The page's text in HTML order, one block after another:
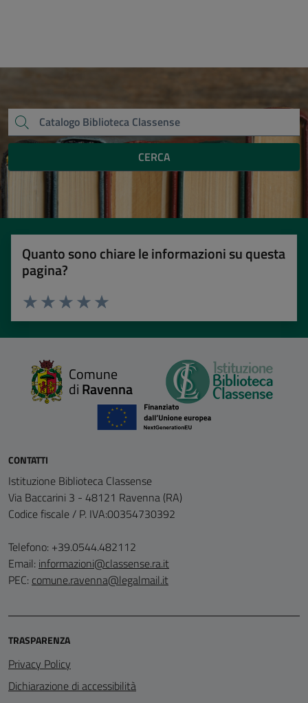
CERCA
Quanto sono chiare le informazioni su questa
pagina?
Valuta 5 stelle su 5
Valuta 4 stelle su 5
Valuta 3 stelle su 5
Valuta 2 stelle su 5
Valuta 1 stelle su 5
Comune
diRavenna
CONTATTI
Istituzione Biblioteca Classense
Via Baccarini 3 - 48121 Ravenna (RA)
Codice fiscale / P. IVA:00354730392
Telefono: +39.0544.482112
Email: informazioni@classense.ra.it
PEC: comune.ravenna@legalmail.it
TRASPARENZA
Privacy Policy
Dichiarazione di accessibilità